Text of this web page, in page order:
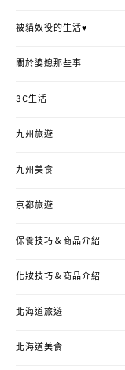
被貓奴役的生活♥
關於婆媳那些事
3C生活
九州旅遊
九州美食
京都旅遊
保養技巧＆商品介紹
化妝技巧＆商品介紹
北海道旅遊
北海道美食